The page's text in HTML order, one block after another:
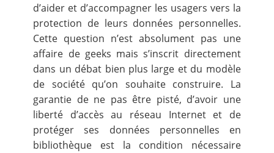
d’aider et d’accompagner les usagers vers la
protection de leurs données personnelles.
Cette question n’est absolument pas une
affaire de geeks mais s’inscrit directement
dans un débat bien plus large et du modèle
de société qu’on souhaite construire. La
garantie de ne pas être pisté, d’avoir une
liberté d’accès au réseau Internet et de
protéger ses données personnelles en
bibliothèque est la condition nécessaire